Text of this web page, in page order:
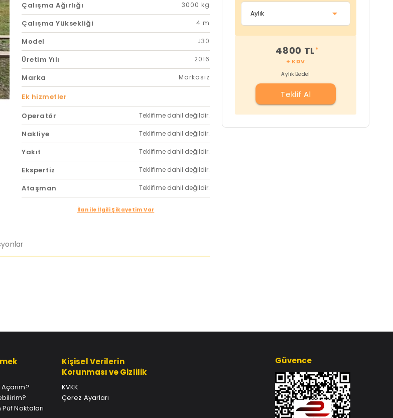
Çalışma Ağırlığı 3000 kg
Çalışma Yüksekliği 4 m
Model J30
Üretim Yılı 2016
Marka Markasız
Ek hizmetler
Operatör
Teklifime dahil değildir.
Nakliye Teklifime dahil değildir.
Yakıt Teklifime dahil değildir.
Ekspertiz Teklifime dahil değildir.
Ataşman Teklifime dahil değildir.
İlan ile İlgili Şikayetim Var
4800 TL*
+ KDV
Aylık Bedel
Teklif Al
Noktaları
Kişisel Verilerin
Korunması ve Gizlilik
KVKK
Çerez Ayarları
Güvence